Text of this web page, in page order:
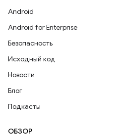
Android
Android for Enterprise
Безопасность
Исходный код
Новости
Блог
Подкасты
ОБЗОР